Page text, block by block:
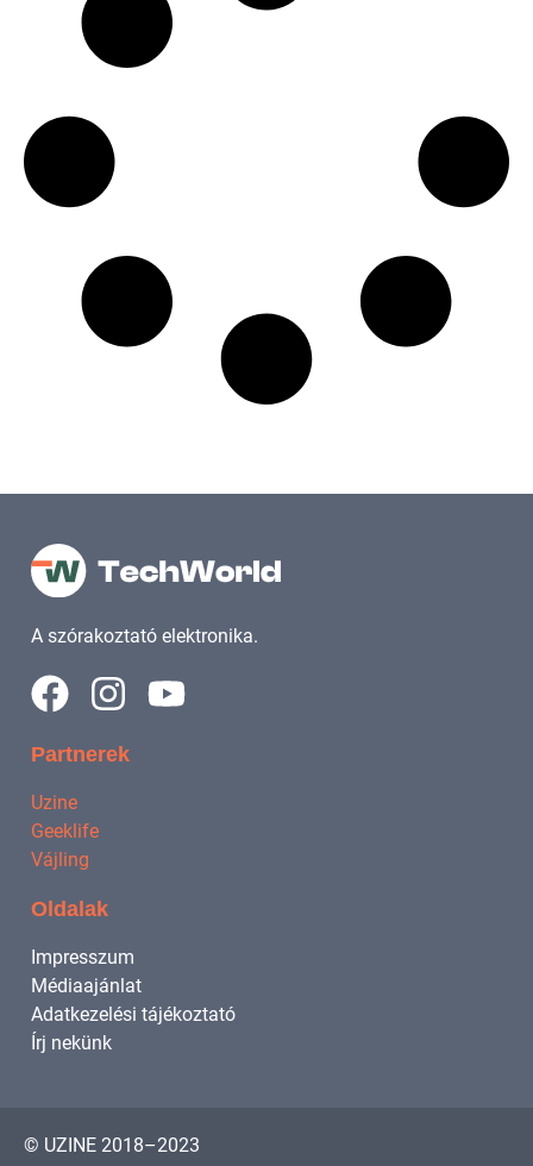
A szórakoztató elektronika.
Partnerek
Uzine
Geeklife
Vájling
Oldalak
Impresszum
Médiaajánlat
Adatkezelési tájékoztató
Írj nekünk
© UZINE 2018–2023